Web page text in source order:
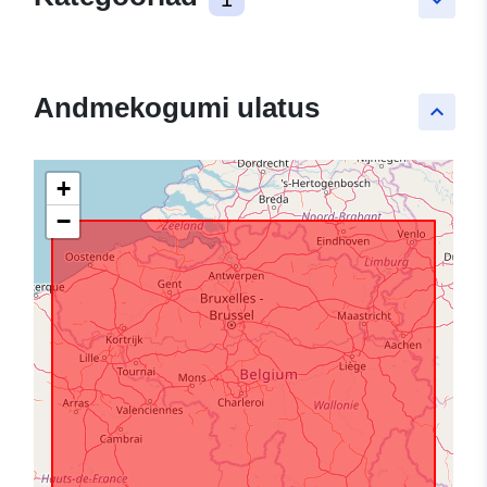
keyboard_arrow_up
Andmekogumi ulatus
+
−